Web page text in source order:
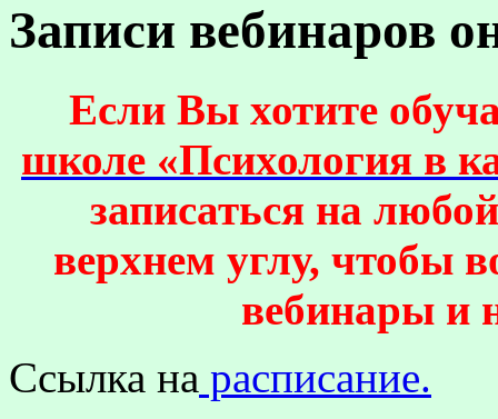
Записи вебинаров
Если Вы хотите
школе «Психология в
записаться на
верхнем углу, чтобы
вебинары и
Ссылка на расписание.